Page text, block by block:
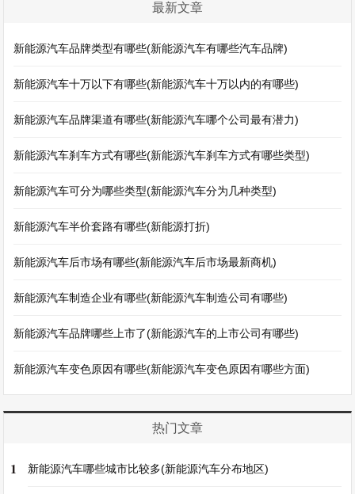
最新文章
新能源汽车品牌类型有哪些(新能源汽车有哪些汽车品牌)
新能源汽车十万以下有哪些(新能源汽车十万以内的有哪些)
新能源汽车品牌渠道有哪些(新能源汽车哪个公司最有潜力)
新能源汽车刹车方式有哪些(新能源汽车刹车方式有哪些类型)
新能源汽车可分为哪些类型(新能源汽车分为几种类型)
新能源汽车半价套路有哪些(新能源打折)
新能源汽车后市场有哪些(新能源汽车后市场最新商机)
新能源汽车制造企业有哪些(新能源汽车制造公司有哪些)
新能源汽车品牌哪些上市了(新能源汽车的上市公司有哪些)
新能源汽车变色原因有哪些(新能源汽车变色原因有哪些方面)
热门文章
1 新能源汽车哪些城市比较多(新能源汽车分布地区)